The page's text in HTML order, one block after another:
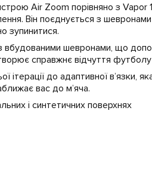
Air Zoom порівняно з Vapor
Він поєднується з
зупинитися.
вбудованими шевронами, що
справжнє відчуття
ітерації до адаптивної в’язки,
вас до м’яча.
і синтетичних поверхнях